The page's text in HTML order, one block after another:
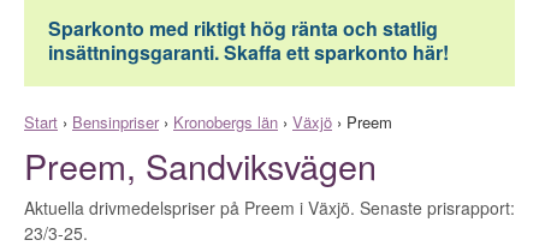
Sparkonto med riktigt hög ränta och statlig
insättningsgaranti. Skaffa ett sparkonto här!
Start › Bensinpriser› Kronobergs län › Växjö › Preem
Preem, Sandviksvägen
Aktuella drivmedelspriser på Preem i Växjö. Senaste prisrapport:
23/3-25.